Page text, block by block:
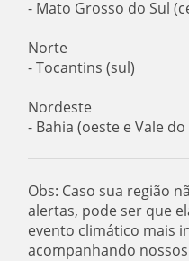
- Mato Grosso do Sul
Norte
- Tocantins (sul)
Nordeste
- Bahia (oeste e Vale
Obs: Caso sua região
alertas, pode ser que
evento climático mais
acompanhando